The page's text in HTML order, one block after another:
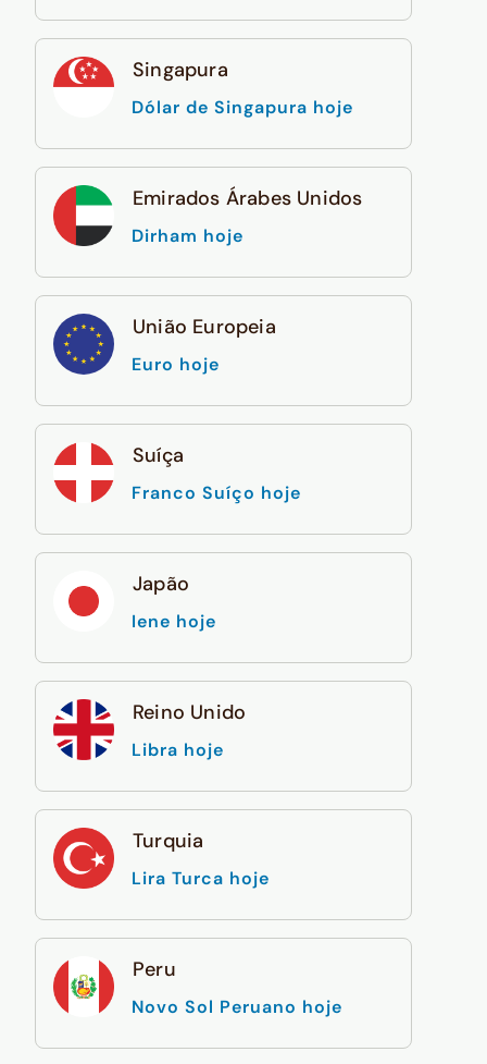
Singapura
Dólar de Singapura hoje
Emirados Árabes Unidos
Dirham hoje
União Europeia
Euro hoje
Suíça
Franco Suíço hoje
Japão
Iene hoje
Reino Unido
Libra hoje
Turquia
Lira Turca hoje
Peru
Novo Sol Peruano hoje